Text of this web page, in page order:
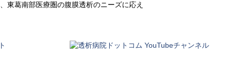
東葛南部医療圏の腹膜透析のニーズに応え